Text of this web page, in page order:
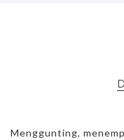
Menggunting,